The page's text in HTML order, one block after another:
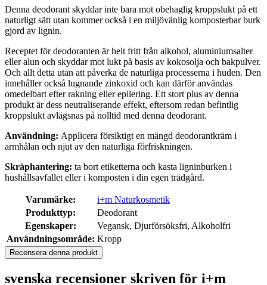
Denna deodorant skyddar inte bara mot obehaglig kroppslukt på ett
naturligt sätt utan kommer också i en miljövänlig komposterbar burk
gjord av lignin.
Receptet för deodoranten är helt fritt från alkohol, aluminiumsalter
eller alun och skyddar mot lukt på basis av kokosolja och bakpulver.
Och allt detta utan att påverka de naturliga processerna i huden. Den
innehåller också lugnande zinkoxid och kan därför användas
omedelbart efter rakning eller epilering. Ett stort plus av denna
produkt är dess neutraliserande effekt, eftersom redan befintlig
kroppslukt avlägsnas på nolltid med denna deodorant.
Användning: Applicera försiktigt en mängd deodorantkräm i
armhålan och njut av den naturliga förfriskningen.
Skräphantering: ta bort etiketterna och kasta ligninburken i
hushållsavfallet eller i komposten i din egen trädgård.
Varumärke:
i+m Naturkosmetik
Produkttyp:
Deodorant
Egenskaper:
Vegansk, Djurförsöksfri, Alkoholfri
Användningsområde: Kropp
Recensera denna produkt
svenska recensioner skriven för i+m